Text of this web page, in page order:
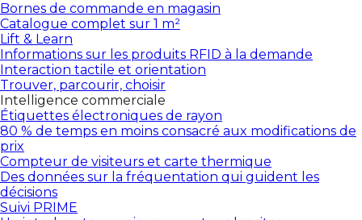
Bornes de commande en magasin
Catalogue complet sur 1 m²
Lift & Learn
Informations sur les produits RFID à la demande
Interaction tactile et orientation
Trouver, parcourir, choisir
Intelligence commerciale
Étiquettes électroniques de rayon
80 % de temps en moins consacré aux modifications de
prix
Compteur de visiteurs et carte thermique
Des données sur la fréquentation qui guident les
décisions
Suivi PRIME